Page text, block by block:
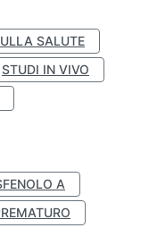
SALUTE
STUDI IN VIVO
A